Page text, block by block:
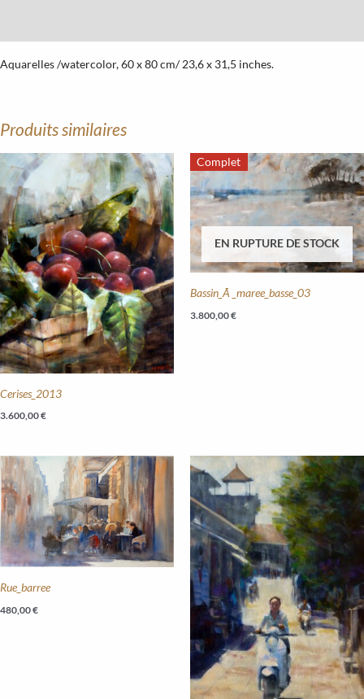
Aquarelles /watercolor, 60 x 80 cm/ 23,6 x 31,5 inches.
Produits similaires
Cerises_2013
3.600,00€
Complet
EN RUPTURE DE STOCK
Bassin_Ã _maree_basse_03
3.800,00€
Rue_barree
480,00€